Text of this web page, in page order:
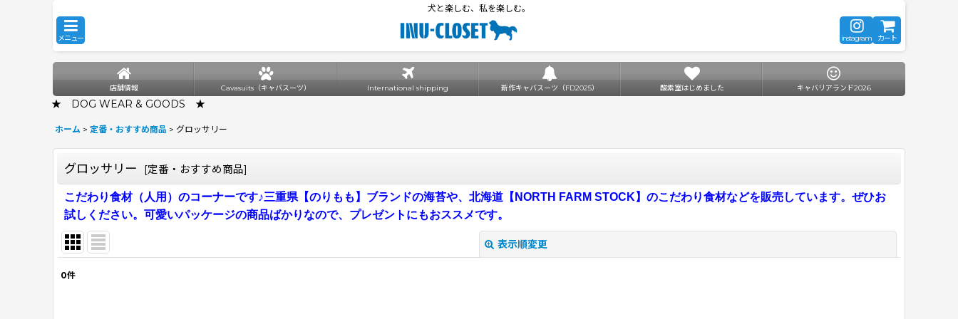
犬と楽しむ、私を楽しむ。
メニュー instagram カート
店舗情報 Cavasuits（キャバスーツ） International shipping 新作キャバスーツ（FD2025） 酸素室はじめました キャバリアランド2026
★ DOG WEAR & GOODS ★
ホーム > 定番・おすすめ商品 > グロッサリー
グロッサリー [定番・おすすめ商品]
こだわり食材（人用）のコーナーです♪三重県【のりもも】ブランドの海苔や、北海道【NORTH FARM STOCK】のこだわり食材などを販売しています。ぜひお
試しください。可愛いパッケージの商品ばかりなので、プレゼントにもおススメです。
表示順変更
0件